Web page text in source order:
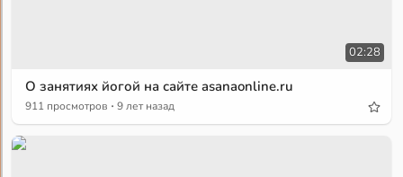
02:28
О занятиях йогой на сайте asanaonline.ru
911 просмотров · 9 лет назад